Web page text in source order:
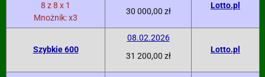
8 z 8 x 1
Mnożnik: x3
30 000,00 zł
Lotto.pl
Szybkie 600
08.02.2026
31 200,00 zł
Lotto.pl